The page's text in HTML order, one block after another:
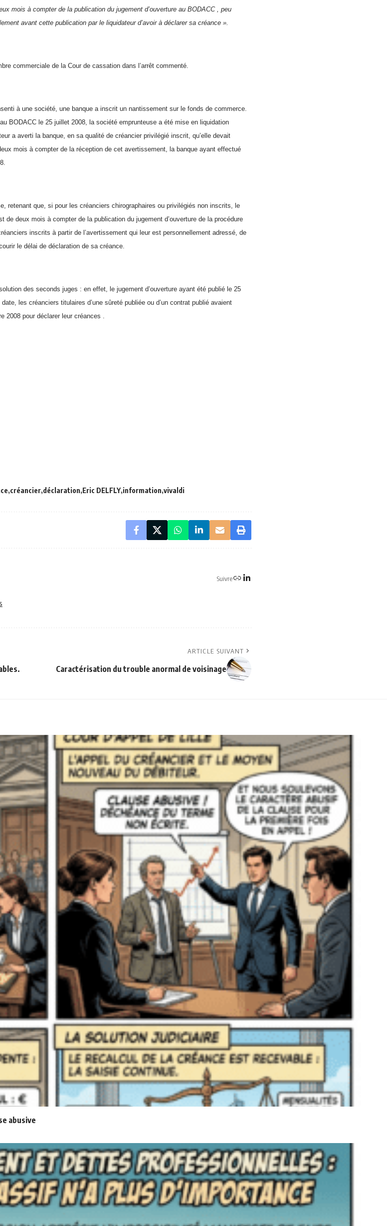
mois à compter de la publication du jugement d’ouverture au BODACC , peu
avant cette publication par le liquidateur d’avoir à déclarer sa créance ».
commerciale de la Cour de cassation dans l’arrêt commenté.
à une société, une banque a inscrit un nantissement sur le fonds de commerce.
BODACC le 25 juillet 2008, la société emprunteuse a été mise en liquidation
a averti la banque, en sa qualité de créancier privilégié inscrit, qu’elle devait
mois à compter de la réception de cet avertissement, la banque ayant effectué
retenant que, si pour les créanciers chirographaires ou privilégiés non inscrits, le
de deux mois à compter de la publication du jugement d’ouverture de la procédure
inscrits à partir de l’avertissement qui leur est personnellement adressé, de
le délai de déclaration de sa créance.
des seconds juges : en effet, le jugement d’ouverture ayant été publié le 25
les créanciers titulaires d’une sûreté publiée ou d’un contrat publié avaient
2008 pour déclarer leur créances .
créancier déclaration Eric DELFLY information vivaldi
Suivre
ARTICLE SUIVANT
Caractérisation du trouble anormal de voisinage
abusive